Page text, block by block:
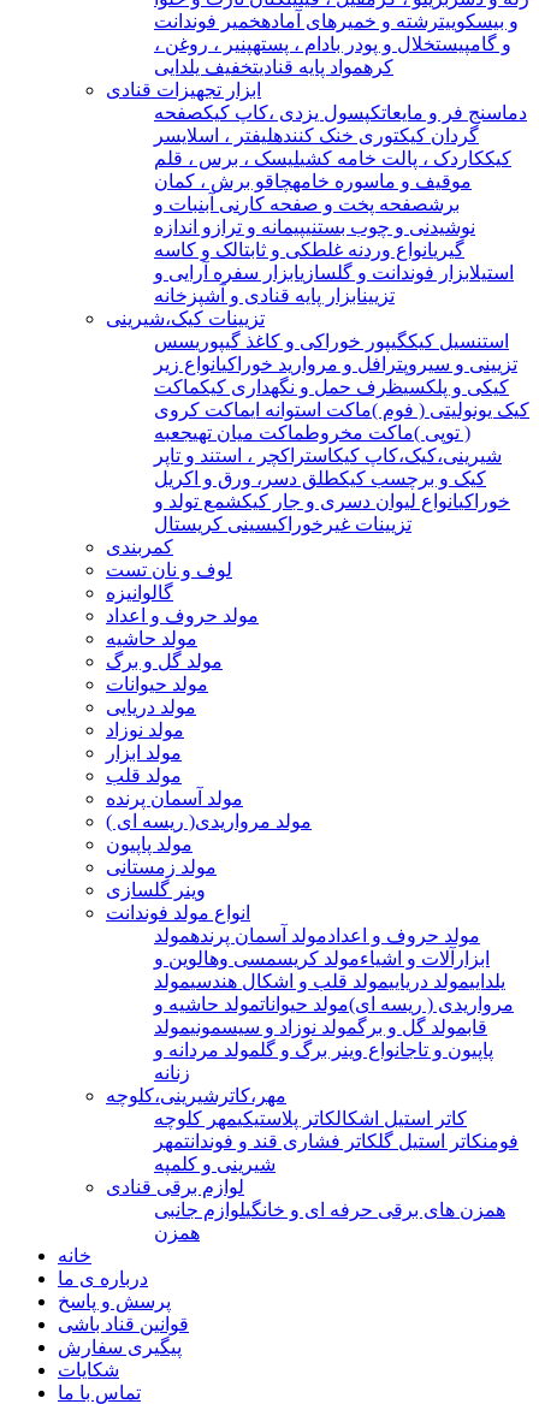
و بیسکوییترشته و خمیرهای آمادهخمیر فوندانت
و گامپیستخلال و پودر بادام ، پستهپنیر ، روغن ،
کرهمواد پایه قنادیتخفیف یلدایی
ابزار تجهیزات قنادی
دماسنج فر و مایعاتکپسول یزدی ،کاپ کیکصفحه
گردان کیکتوری خنک کنندهلیفتر ، اسلایسر
کیککاردک ، پالت خامه کشیلیسک ، برس ، قلم
موقیف و ماسوره خامهچاقو برش ، کمان
برشصفحه پخت و صفحه کار نی آبنبات و
نوشیدنی و چوب بستنیپیمانه و ترازو اندازه
گیریانواع وردنه غلطکی و ثابتالک و کاسه
استیلابزار فوندانت و گلسازیابزار سفره آرایی و
تزیینابزار پایه قنادی و آشپزخانه
تزیینات کیک،شیرینی
استنسیل کیکگیپور خوراکی و کاغذ گیپوریسس
تزیینی و سیروپترافل و مروارید خوراکیانواع زیر
کیکی و پلکسیظرف حمل و نگهداری کیکماکت
کیک یونولیتی ( فوم )ماکت استوانه ایماکت کروی
( توپی )ماکت مخروطماکت میان تهیجعبه
شیرینی،کیک،کاپ کیکاستراکچر ، استند و تاپر
کیک و برچسب کیکطلق دسر، ورق و اکریل
خوراکیانواع لیوان دسری و جار کیکشمع تولد و
تزیینات غیرخوراکیسینی کریستال
کمربندی
لوف و نان تست
گالوانیزه
مولد حروف و اعداد
مولد حاشیه
مولد گل و برگ
مولد حیوانات
مولد دریایی
مولد نوزاد
مولد ابزار
مولد قلب
مولد آسمان پرنده
مولد مرواریدی( ریسه ای )
مولد پاپیون
مولد زمستانی
وینر گلسازی
انواع مولد فوندانت
مولد حروف و اعدادمولد آسمان پرندهمولد
ابزارآلات و اشیاءمولد کریسمسی وهالوین و
یلداییمولد دریاییمولد قلب و اشکال هندسیمولد
مرواریدی ( ریسه ای)مولد حیواناتمولد حاشیه و
قابمولد گل و برگمولد نوزاد و سیسمونیمولد
پاپیون و تاجانواع وینر برگ و گلمولد مردانه و
زنانه
مهر،کاترشیرینی،کلوچه
کاتر استیل اشکالکاتر پلاستیکیمهر کلوچه
فومنکاتر استیل گلکاتر فشاری قند و فوندانتمهر
شیرینی و کلمپه
لوازم برقی قنادی
همزن های برقی حرفه ای و خانگیلوازم جانبی
همزن
خانه
درباره ی ما
پرسش و پاسخ
قوانین قناد باشی
پیگیری سفارش
شکایات
تماس با ما